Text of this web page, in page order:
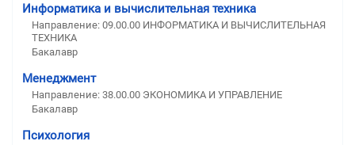
Информатика и вычислительная техника
Направление: 09.00.00 ИНФОРМАТИКА И ВЫЧИСЛИТЕЛЬНАЯ
ТЕХНИКА
Бакалавр
Менеджмент
Направление: 38.00.00 ЭКОНОМИКА И УПРАВЛЕНИЕ
Бакалавр
Психология